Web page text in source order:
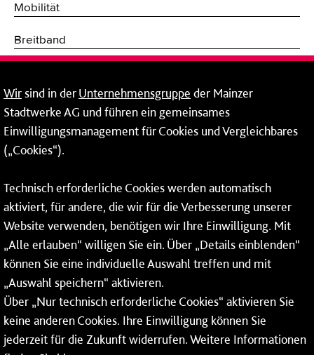
Mobilität
Breitband
Mainzer Stadtwerke Energie und Service GmbH
Rheinallee 41
55118 Mainz
Tel.:06131 - 12 90 90
Fax: 06131 - 12 9 90 90
So erreichen Sie uns
Montag bis Donnerstag: 08:00–17:00 Uhr
Freitag: 08:00–15:00 Uhr
Wirsind in derUnternehmensgruppe der Mainzer
Stadtwerke AG und führen ein gemeinsames
Einwilligungsmanagement für Cookies und Vergleichbares
(„Cookies“).
Technisch erforderliche Cookies werden automatisch
aktiviert, für andere, die wir für die Verbesserung unserer
Website verwenden, benötigen wir Ihre Einwilligung. Mit
„Alle erlauben“ willigen Sie ein. Über „Details einblenden“
können Sie eine individuelle Auswahl treffen und mit
„Auswahl speichern“ aktivieren.
Über „Nur technisch erforderliche Cookies“ aktivieren Sie
keine anderen Cookies. Ihre Einwilligung können Sie
jederzeit für die Zukunft widerrufen. Weitere Informationen